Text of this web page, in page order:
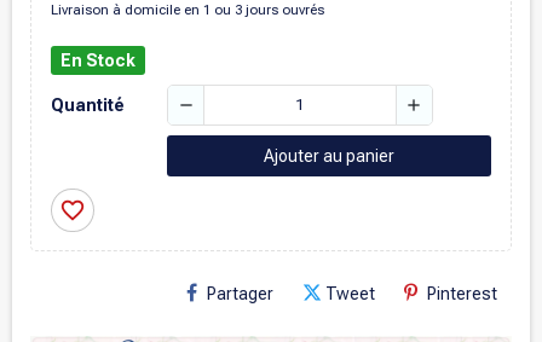
Livraison à domicile en 1 ou 3 jours ouvrés
En Stock
Quantité remove add
Ajouter au panier
favorite_border
Partager Tweet Pinterest